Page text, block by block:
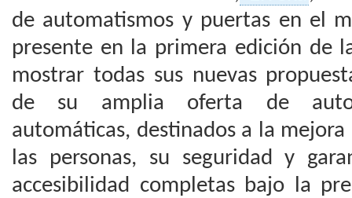
de automatismos y puertas en el
presente en la primera edición de
mostrar todas sus nuevas
de su amplia oferta de
automáticas, destinados a la
las personas, su seguridad y
accesibilidad completas bajo la